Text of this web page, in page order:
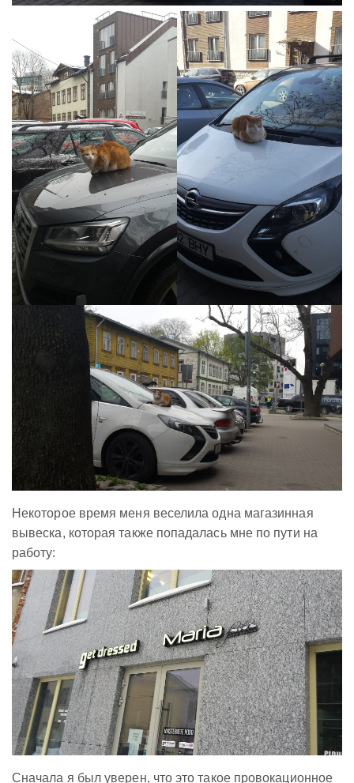
Некоторое время меня веселила одна магазинная
вывеска, которая также попадалась мне по пути на
работу:
Сначала я был уверен, что это такое провокационное